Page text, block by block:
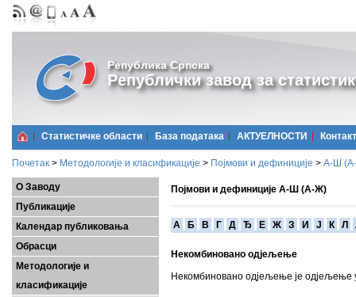
Република Српска
Републички завод за
Статистичке области Базa података АКТУЕЛНОСТИ Контакт
Почетак > Методологије и класификације > Појмови и дефиниције > А-Ш
О Заводу
Публикације
Календар публиковања
Обрасци
Методологије и
класификације
Појмови и дефиниције А-Ш (А-Ж)
A Б В Г Д Ђ Е Ж З И Ј К Л
Некомбиновано одјељење
Некомбиновано одјељење је одјељење